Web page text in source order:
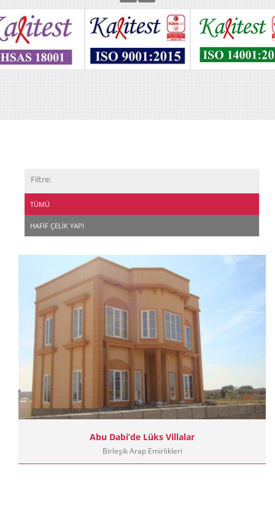
Filtre:
TÜMÜ
HAFIF ÇELIK YAPI
Abu Dabi’de Lüks Villalar
Birleşik Arap Emirlikleri